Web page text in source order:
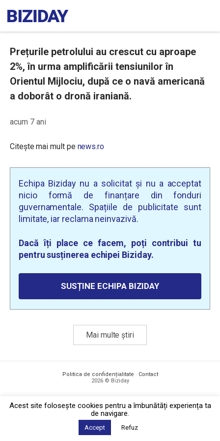
Prețurile petrolului au crescut cu aproape
2%, în urma amplificării tensiunilor în
Orientul Mijlociu, după ce o navă americană
a doborât o dronă iraniană.
acum 7 ani
Citește mai mult pe news.ro
Echipa Biziday nu a solicitat și nu a acceptat
nicio formă de finanțare din fonduri
guvernamentale. Spațiile de publicitate sunt
limitate, iar reclama neinvazivă.
Dacă îți place ce facem, poți contribui tu
pentru susținerea echipei Biziday.
SUSȚINE ECHIPA BIZIDAY
Mai multe știri
Politica de confidențialitate · Contact
2026 © Biziday
Acest site foloseşte cookies pentru a îmbunătăți experiența ta
de navigare.
Accept Refuz